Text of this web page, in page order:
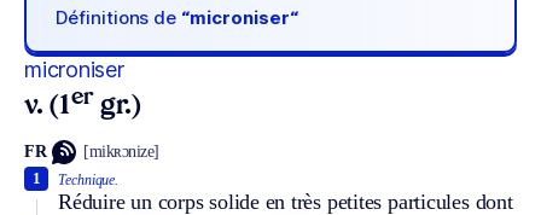
Définitions de “microniser“
microniser
v. (1er gr.)
FR [mikʀɔnize]
Technique.
Réduire un corps solide en très petites particules dont
1